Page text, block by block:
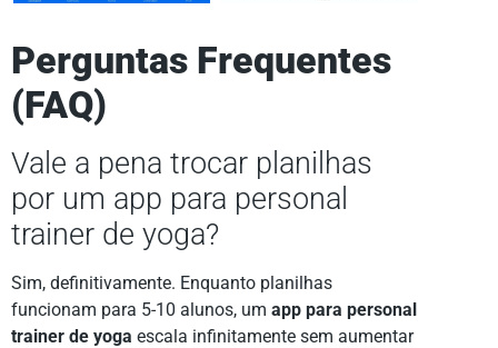
Perguntas Frequentes
(FAQ)
Vale a pena trocar planilhas
por um app para personal
trainer de yoga?
Sim, definitivamente. Enquanto planilhas
funcionam para 5-10 alunos, um app para personal
trainer de yoga escala infinitamente sem aumentar